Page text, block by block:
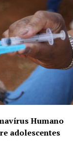
Humano
adolescentes